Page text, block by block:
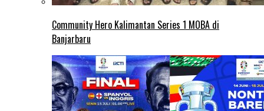
Community Hero Kalimantan Series 1 MOBA di
Banjarbaru